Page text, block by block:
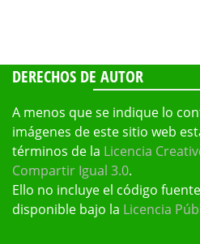
DERECHOS DE AUTOR
A menos que se indique lo
imágenes de este sitio web
términos de la Licencia
Compartir Igual 3.0.
Ello no incluye el código
disponible bajo la Licencia